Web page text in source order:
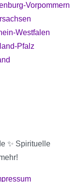
Vorpommern
Westfalen
Pfalz
✨ Spirituelle